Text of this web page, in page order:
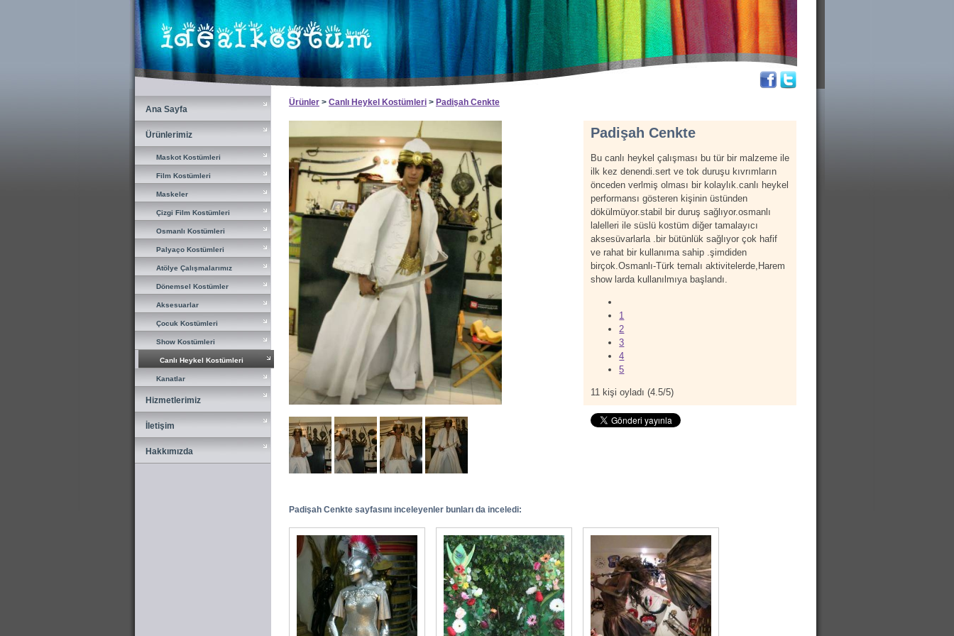
Ana Sayfa
Ürünlerimiz
Maskot Kostümleri
Film Kostümleri
Maskeler
Çizgi Film Kostümleri
Osmanlı Kostümleri
Palyaço Kostümleri
Atölye Çalışmalarımız
Dönemsel Kostümler
Aksesuarlar
Çocuk Kostümleri
Show Kostümleri
Canlı Heykel Kostümleri
Kanatlar
Hizmetlerimiz
İletişim
Hakkımızda
Ürünler > Canlı Heykel Kostümleri > Padişah Cenkte
Padişah Cenkte
Bu canlı heykel çalışması bu tür bir malzeme ile
ilk kez denendi.sert ve tok duruşu kıvrımların
önceden verlmiş olması bir kolaylık.canlı heykel
performansı gösteren kişinin üstünden
dökülmüyor.stabil bir duruş sağlıyor.osmanlı
lalelleri ile süslü kostüm diğer tamalayıcı
aksesüvarlarla .bir bütünlük sağlıyor çok hafif
ve rahat bir kullanıma sahip .şimdiden
birçok.Osmanlı-Türk temalı aktivitelerde,Harem
show larda kullanılmıya başlandı.
1
2
3
4
5
11 kişi oyladı (4.5/5)
Padişah Cenkte sayfasını inceleyenler bunları da inceledi: